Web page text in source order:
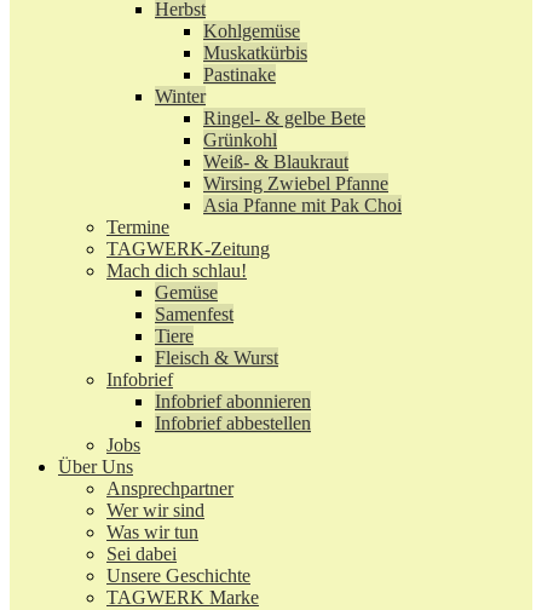
Herbst
Kohlgemüse
Muskatkürbis
Pastinake
Winter
Ringel- & gelbe Bete
Grünkohl
Weiß- & Blaukraut
Wirsing Zwiebel Pfanne
Asia Pfanne mit Pak Choi
Termine
TAGWERK-Zeitung
Mach dich schlau!
Gemüse
Samenfest
Tiere
Fleisch & Wurst
Infobrief
Infobrief abonnieren
Infobrief abbestellen
Jobs
Über Uns
Ansprechpartner
Wer wir sind
Was wir tun
Sei dabei
Unsere Geschichte
TAGWERK Marke